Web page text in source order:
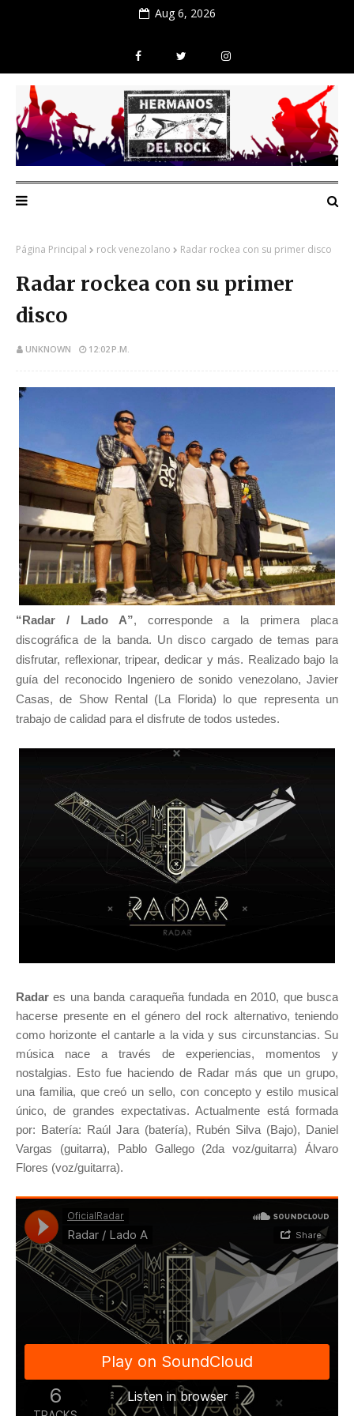
Aug 6, 2026
Página Principal rock venezolano Radar rockea con su primer disco
Radar rockea con su primer
disco
UNKNOWN 12:02 P.M.
“Radar / Lado A”, corresponde a la primera placa
discográfica de la banda. Un disco cargado de temas para
disfrutar, reflexionar, tripear, dedicar y más. Realizado bajo la
guía del reconocido Ingeniero de sonido venezolano, Javier
Casas, de Show Rental (La Florida) lo que representa un
trabajo de calidad para el disfrute de todos ustedes.
Radar es una banda caraqueña fundada en 2010, que busca
hacerse presente en el género del rock alternativo, teniendo
como horizonte el cantarle a la vida y sus circunstancias. Su
música nace a través de experiencias, momentos y
nostalgias. Esto fue haciendo de Radar más que un grupo,
una familia, que creó un sello, con concepto y estilo musical
único, de grandes expectativas. Actualmente está formada
por: Batería: Raúl Jara (batería), Rubén Silva (Bajo), Daniel
Vargas (guitarra), Pablo Gallego (2da voz/guitarra) Álvaro
Flores (voz/guitarra).